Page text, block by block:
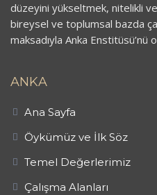
düzeyini yükseltmek, nitelikli
bireysel ve toplumsal bazda
maksadıyla Anka Enstitüsü’nü
ANKA
Ana Sayfa
Öykümüz ve İlk Söz
Temel Değerlerimiz
Çalışma Alanları